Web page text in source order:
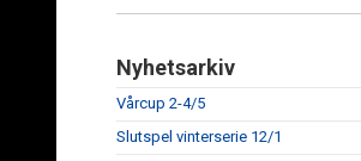
Nyhetsarkiv
Vårcup 2-4/5
Slutspel vinterserie 12/1